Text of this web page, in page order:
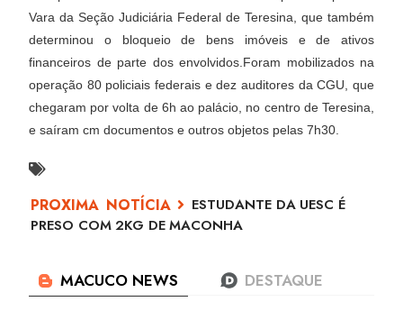
Vara da Seção Judiciária Federal de Teresina, que também
determinou o bloqueio de bens imóveis e de ativos
financeiros de parte dos envolvidos.Foram mobilizados na
operação 80 policiais federais e dez auditores da CGU, que
chegaram por volta de 6h ao palácio, no centro de Teresina,
e saíram cm documentos e outros objetos pelas 7h30.
ESTUDANTE DA UESC É
PRESO COM 2KG DE MACONHA